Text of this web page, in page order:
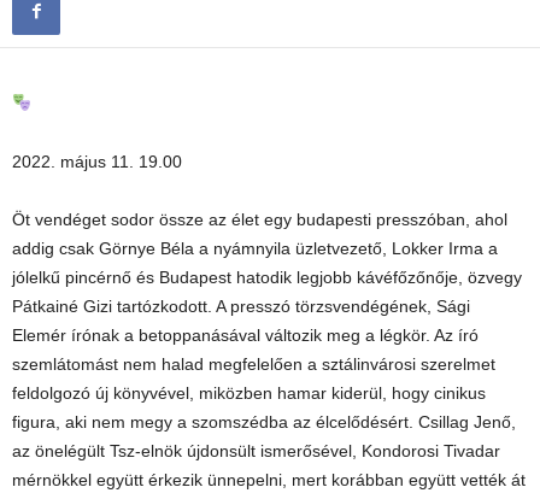
2022. május 11. 19.00
Öt vendéget sodor össze az élet egy budapesti presszóban, ahol
addig csak Görnye Béla a nyámnyila üzletvezető, Lokker Irma a
jólelkű pincérnő és Budapest hatodik legjobb kávéfőzőnője, özvegy
Pátkainé Gizi tartózkodott. A presszó törzsvendégének, Sági
Elemér írónak a betoppanásával változik meg a légkör. Az író
szemlátomást nem halad megfelelően a sztálinvárosi szerelmet
feldolgozó új könyvével, miközben hamar kiderül, hogy cinikus
figura, aki nem megy a szomszédba az élcelődésért. Csillag Jenő,
az önelégült Tsz-elnök újdonsült ismerősével, Kondorosi Tivadar
mérnökkel együtt érkezik ünnepelni, mert korábban együtt vették át